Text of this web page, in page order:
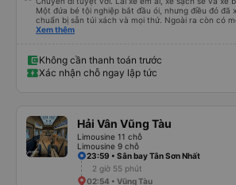
Một đứa bé tội nghiệp bắt đầu ói, nhưng điều đó đã
chuẩn bị sẵn túi xách và mọi thứ. Ngoài ra còn có
trên đường đến vubg tau
Xem thêm
Không cần thanh toán trước
Xác nhận chỗ ngay lập tức
Hải Vân Vũng Tàu
Limousine 11 chỗ
Limousine 9 chỗ
23:59 • Sân bay Tân Sơn Nhất
2 giờ 55 phút
02:54 • Vũng Tàu